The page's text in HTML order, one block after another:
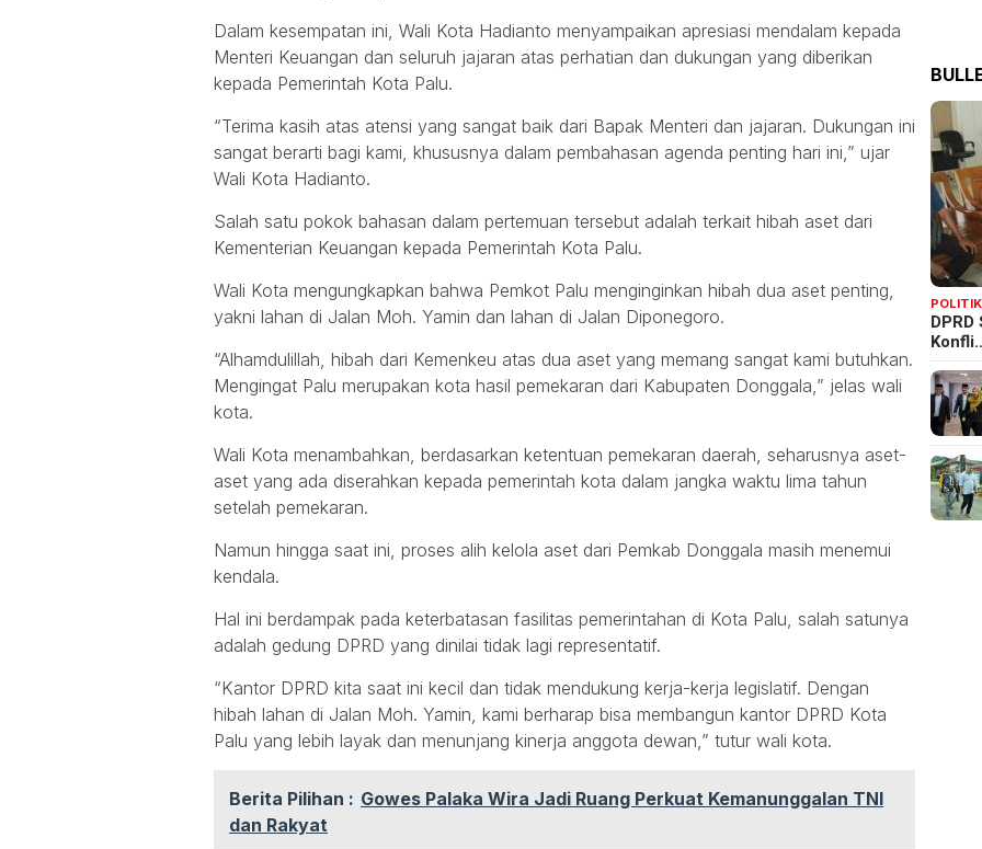
Dalam kesempatan ini, Wali Kota Hadianto menyampaikan apresiasi mendalam kepada
Menteri Keuangan dan seluruh jajaran atas perhatian dan dukungan yang diberikan
kepada Pemerintah Kota Palu.
“Terima kasih atas atensi yang sangat baik dari Bapak Menteri dan jajaran. Dukungan ini
sangat berarti bagi kami, khususnya dalam pembahasan agenda penting hari ini,” ujar
Wali Kota Hadianto.
Salah satu pokok bahasan dalam pertemuan tersebut adalah terkait hibah aset dari
Kementerian Keuangan kepada Pemerintah Kota Palu.
Wali Kota mengungkapkan bahwa Pemkot Palu menginginkan hibah dua aset penting,
yakni lahan di Jalan Moh. Yamin dan lahan di Jalan Diponegoro.
“Alhamdulillah, hibah dari Kemenkeu atas dua aset yang memang sangat kami butuhkan.
Mengingat Palu merupakan kota hasil pemekaran dari Kabupaten Donggala,” jelas wali
kota.
Wali Kota menambahkan, berdasarkan ketentuan pemekaran daerah, seharusnya aset-
aset yang ada diserahkan kepada pemerintah kota dalam jangka waktu lima tahun
setelah pemekaran.
Namun hingga saat ini, proses alih kelola aset dari Pemkab Donggala masih menemui
kendala.
Hal ini berdampak pada keterbatasan fasilitas pemerintahan di Kota Palu, salah satunya
adalah gedung DPRD yang dinilai tidak lagi representatif.
“Kantor DPRD kita saat ini kecil dan tidak mendukung kerja-kerja legislatif. Dengan
hibah lahan di Jalan Moh. Yamin, kami berharap bisa membangun kantor DPRD Kota
Palu yang lebih layak dan menunjang kinerja anggota dewan,” tutur wali kota.
Berita Pilihan : Gowes Palaka Wira Jadi Ruang Perkuat Kemanunggalan TNI
dan Rakyat
POLITIK